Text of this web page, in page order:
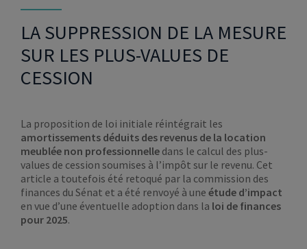
LA SUPPRESSION DE LA MESURE
SUR LES PLUS-VALUES DE
CESSION
La proposition de loi initiale réintégrait les
amortissements déduits des revenus de la location
meublée non professionnelle dans le calcul des plus-
values de cession soumises à l’impôt sur le revenu. Cet
article a toutefois été retoqué par la commission des
finances du Sénat et a été renvoyé à une étude d’impact
en vue d’une éventuelle adoption dans la loi de finances
pour 2025.